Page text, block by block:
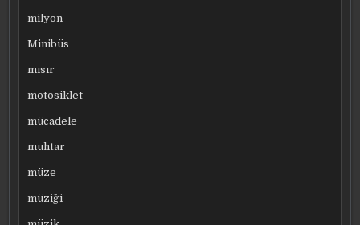
milyon
Minibüs
mısır
motosiklet
mücadele
muhtar
müze
müziği